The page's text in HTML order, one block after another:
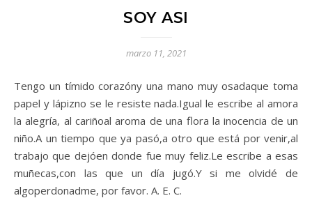
SOY ASI
marzo 11, 2021
Tengo un tímido corazóny una mano muy osadaque toma
papel y lápizno se le resiste nada.Igual le escribe al amora
la alegría, al cariñoal aroma de una flora la inocencia de un
niño.A un tiempo que ya pasó,a otro que está por venir,al
trabajo que dejóen donde fue muy feliz.Le escribe a esas
muñecas,con las que un día jugó.Y si me olvidé de
algoperdonadme, por favor. A. E. C.